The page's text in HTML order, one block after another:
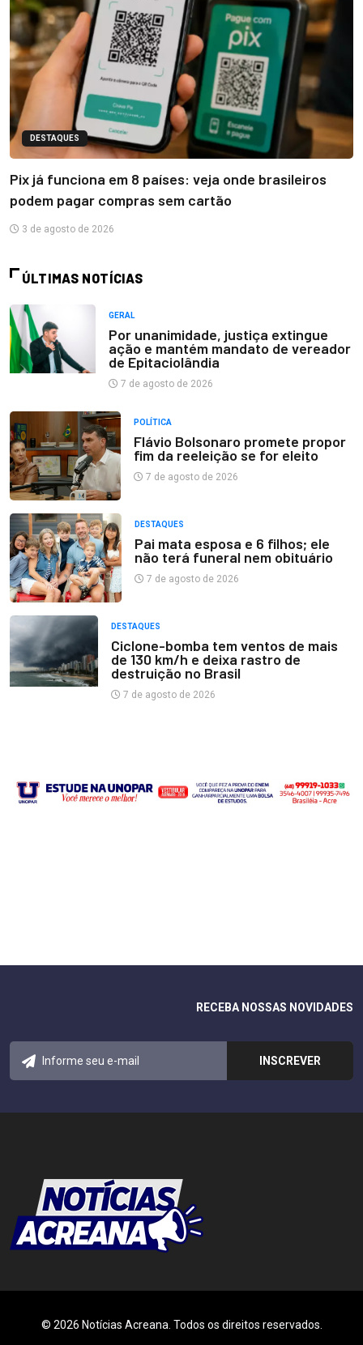
DESTAQUES
Pix já funciona em 8 países: veja onde brasileiros
podem pagar compras sem cartão
3 de agosto de 2026
ÚLTIMAS NOTÍCIAS
GERAL
Por unanimidade, justiça extingue
ação e mantém mandato de vereador
de Epitaciolândia
7 de agosto de 2026
POLÍTICA
Flávio Bolsonaro promete propor
fim da reeleição se for eleito
7 de agosto de 2026
DESTAQUES
Pai mata esposa e 6 filhos; ele
não terá funeral nem obituário
7 de agosto de 2026
DESTAQUES
Ciclone-bomba tem ventos de mais
de 130 km/h e deixa rastro de
destruição no Brasil
7 de agosto de 2026
RECEBA NOSSAS NOVIDADES
© 2026 Notícias Acreana. Todos os direitos reservados.